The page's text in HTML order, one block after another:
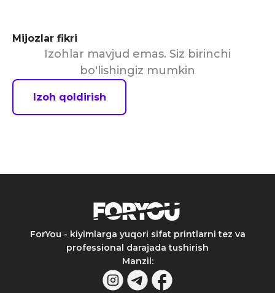
Mijozlar fikri
Izohlar mavjud emas. Siz birinchi
bo'lishingiz mumkin
Izoh qoldirish
ForYou - kiyimlarga yuqori sifat printlarni tez va
professional darajada tushirish
Manzil: